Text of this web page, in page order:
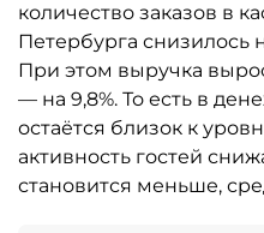
количество заказов в
Петербурга снизилось
При этом выручка
— на 9,8%. То есть в
остаётся близок к
активность гостей
становится меньше,